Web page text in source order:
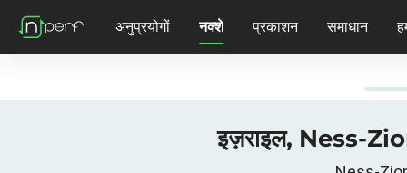
अनुप्रयोगों नक्शे प्रकाशन समाधान